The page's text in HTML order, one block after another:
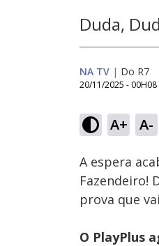
Duda,
NA TV | Do R7
20/11/2025 - 00H08
A+ A-
Ativar
Som
A espera
Fazendeiro!
prova que
O PlayPlus